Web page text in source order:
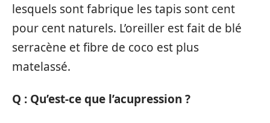
lesquels sont fabrique les tapis sont cent
pour cent naturels. L’oreiller est fait de blé
serracène et fibre de coco est plus
matelassé.
Q : Qu’est-ce que l’acupression ?